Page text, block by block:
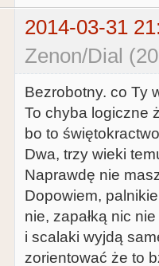
2014-03-31
Zenon/Dial
Bezrobotny. co Ty
To chyba logiczne
bo to
Dwa, trzy wieki
Naprawdę nie
Dopowiem,
nie, zapałką nic
i scalaki wyjdą
zorientować że to